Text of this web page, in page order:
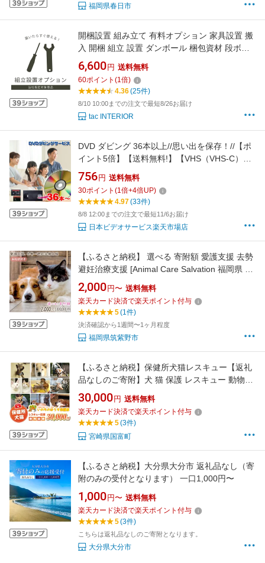
福岡県春日市
開梱設置 組み立て 有料オプション 家具設置 搬
入 開梱 組立 設置 ダンボール 梱包資材 段ボー
ル 梱包材 持ち帰り 回収 大型家具 食器棚 ベッ
ド ダイニングセット キッチンカウンター
6,600 円 送料無料
60ポイント (1倍)
4.36(25件)
8/10 10:00までの注文で最短8/26お届け
tac INTERIOR
DVD ダビング 36本以上//思い出を保存！//【ポ
イント5倍】【送料無料!】【VHS（VHS-C）】
【8ミリ・8mm・Hi8・Digi8】【MiniDV】【βベ
ータ】DVD ダビング/コピー/ビデオテープ ダビ
ング/ビデオカメラ//業務用ディスク使用 スマホ
動画オプションあり！
756 円 送料無料
30ポイント (1倍+4倍UP)
4.97(33件)
8/8 12:00までの注文で最短11/6お届け
日本ビデオサービス楽天市場店
【ふるさと納税】 選べる 寄附額 愛護支援 去勢
避妊治療支援 [Animal Care Salvation 福岡県 筑
紫野市 21760871] 動物 ペット 愛護 TNR 保護
動物福祉 保護施設 里親 犬 猫 イヌ ネコ いぬ ね
こ 動物愛護 保護活動 支援
2,000 円〜 送料無料
楽天カード決済で楽天ポイント付与
5(1件)
決済確認から1週間〜1ヶ月程度
福岡県筑紫野市
【ふるさと納税】保健所犬猫レスキュー【返礼
品なしのご寄附】犬 猫 保護 レスキュー 動物愛
護 返礼品なし ペット 保護犬 保護猫 支援 応援
ボランティア
30,000 円 送料無料
楽天カード決済で楽天ポイント付与
5(3件)
宮崎県国富町
【ふるさと納税】大分県大分市 返礼品なし（寄
附のみの受付となります） 一口1,000円〜
1,000 円〜 送料無料
楽天カード決済で楽天ポイント付与
5(3件)
こちらは返礼品なしのご寄附となります。
大分県大分市